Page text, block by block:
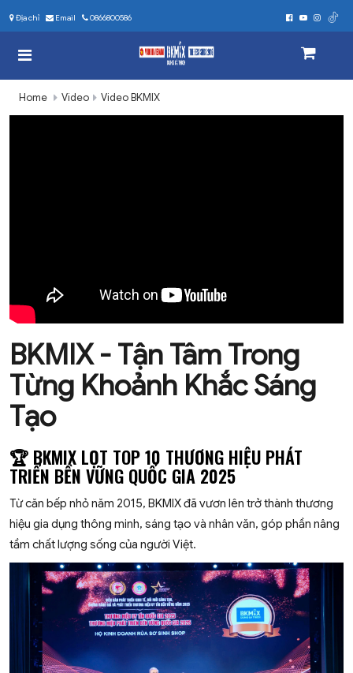
Địa chỉ Email 0866800586
Home Video Video BKMIX
BKMIX - Tận Tâm Trong
Từng Khoảnh Khắc Sáng
Tạo
🏆 BKMIX LỌT TOP 10 THƯƠNG HIỆU PHÁT
TRIỂN BỀN VỮNG QUỐC GIA 2025
Từ căn bếp nhỏ năm 2015, BKMIX đã vươn lên trở thành thương
hiệu gia dụng thông minh, sáng tạo và nhân văn, góp phần nâng
tầm chất lượng sống của người Việt.